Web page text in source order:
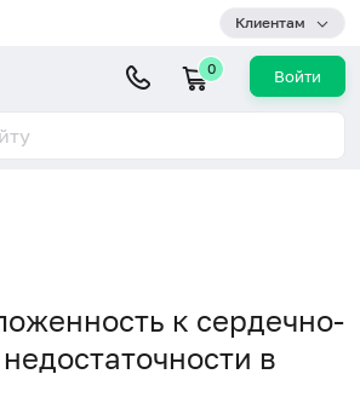
Клиентам
0 Войти
к сердечно-
в